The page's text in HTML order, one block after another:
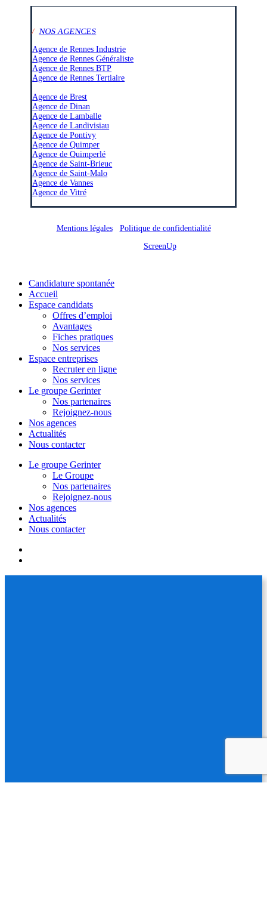
/ NOS AGENCES
Agence de Rennes Industrie
Agence de Rennes Généraliste
Agence de Rennes BTP
Agence de Rennes Tertiaire
Agence de Brest
Agence de Dinan
Agence de Lamballe
Agence de Landivisiau
Agence de Pontivy
Agence de Quimper
Agence de Quimperlé
Agence de Saint-Brieuc
Agence de Saint-Malo
Agence de Vannes
Agence de Vitré
Mentions légales/ Politique de confidentialité
ScreenUp
Close
Menu
Candidature spontanée
Accueil
Espace candidats
Offres d’emploi
Avantages
Fiches pratiques
Nos services
Espace entreprises
Recruter en ligne
Nos services
Le groupe Gerinter
Nos partenaires
Rejoignez-nous
Nos agences
Actualités
Nous contacter
Le groupe Gerinter
Le Groupe
Nos partenaires
Rejoignez-nous
Nos agences
Actualités
Nous contacter